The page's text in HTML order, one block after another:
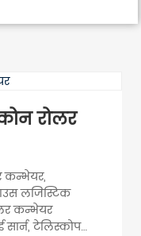
रोलर
कन्भेयर,
लजिस्टिक
कन्भेयर
टेलिस्कोप